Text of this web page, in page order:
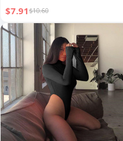
향 지퍼 오픈 가랑이 바디슈트
타이츠 코스프레 콘지오네 2024
신상
$7.91$10.60